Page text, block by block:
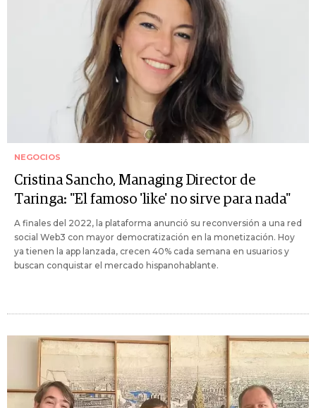
NEGOCIOS
Cristina Sancho, Managing Director de
Taringa: "El famoso 'like' no sirve para nada"
A finales del 2022, la plataforma anunció su reconversión a una red
social Web3 con mayor democratización en la monetización. Hoy
ya tienen la app lanzada, crecen 40% cada semana en usuarios y
buscan conquistar el mercado hispanohablante.